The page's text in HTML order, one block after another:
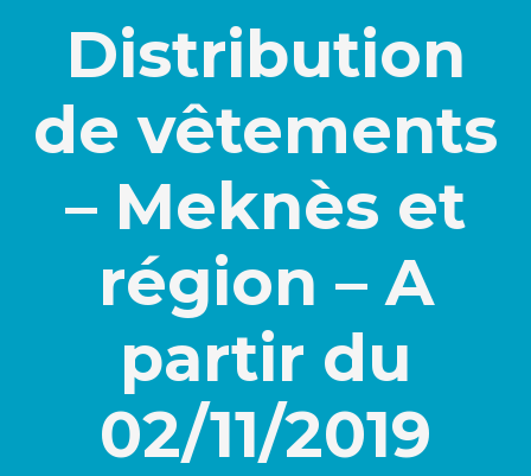
Distribution
de vêtements
– Meknès et
région – A
partir du
02/11/2019